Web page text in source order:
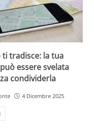
ti tradisce: la tua
essere svelata
condividerla
4 Dicembre 2025